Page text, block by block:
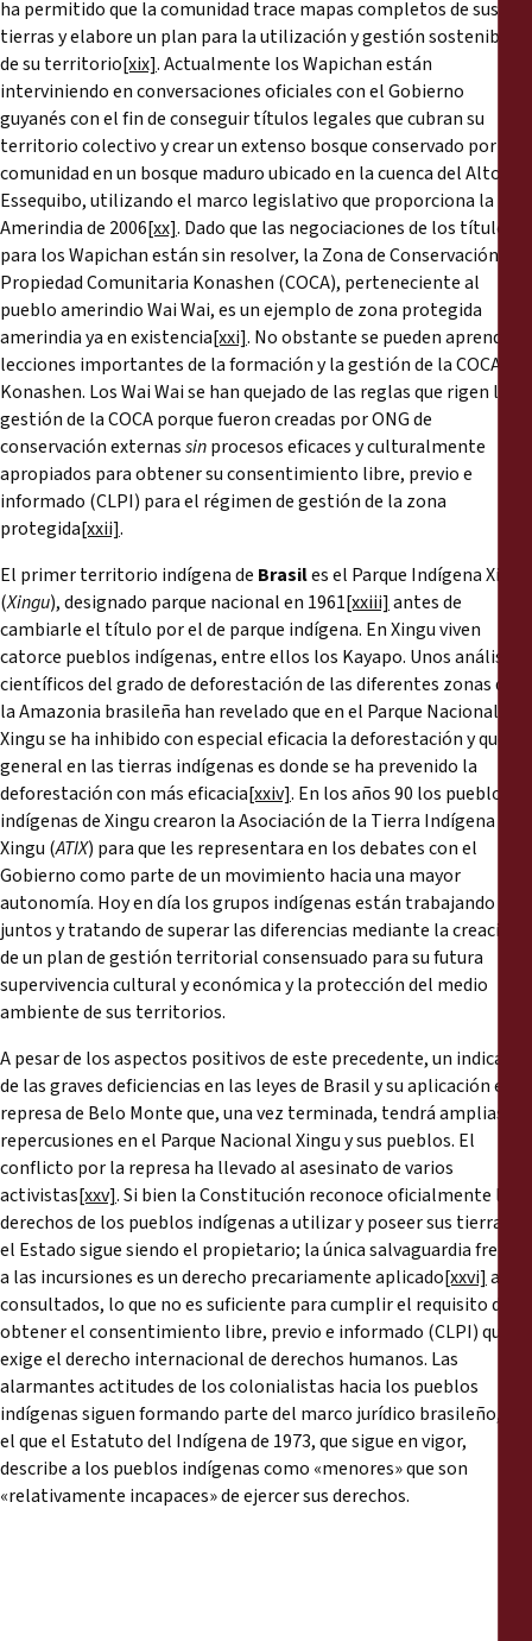
ha permitido que la comunidad trace mapas completos de sus
tierras y elabore un plan para la utilización y gestión sostenible
de su territorio[xix]. Actualmente los Wapichan están
interviniendo en conversaciones oficiales con el Gobierno
guyanés con el fin de conseguir títulos legales que cubran su
territorio colectivo y crear un extenso bosque conservado por la
comunidad en un bosque maduro ubicado en la cuenca del Alto
Essequibo, utilizando el marco legislativo que proporciona la Ley
Amerindia de 2006[xx]. Dado que las negociaciones de los títulos
para los Wapichan están sin resolver, la Zona de Conservación de
Propiedad Comunitaria Konashen (COCA), perteneciente al
pueblo amerindio Wai Wai, es un ejemplo de zona protegida
amerindia ya en existencia[xxi]. No obstante se pueden aprender
lecciones importantes de la formación y la gestión de la COCA
Konashen. Los Wai Wai se han quejado de las reglas que rigen la
gestión de la COCA porque fueron creadas por ONG de
conservación externassinprocesos eficaces y culturalmente
apropiados para obtener su consentimiento libre, previo e
informado (CLPI) para el régimen de gestión de la zona
protegida[xxii].
El primer territorio indígena de Brasiles el Parque Indígena Xingu
(Xingu), designado parque nacional en 1961[xxiii] antes de
cambiarle el título por el de parque indígena. En Xingu viven
catorce pueblos indígenas, entre ellos los Kayapo. Unos análisis
científicos del grado de deforestación de las diferentes zonas de
la Amazonia brasileña han revelado que en el Parque Nacional
Xingu se ha inhibido con especial eficacia la deforestación y que en
general en las tierras indígenas es donde se ha prevenido la
deforestación con más eficacia[xxiv]. En los años 90 los pueblos
indígenas de Xingu crearon la Asociación de la Tierra Indígena
Xingu (ATIX) para que les representara en los debates con el
Gobierno como parte de un movimiento hacia una mayor
autonomía. Hoy en día los grupos indígenas están trabajando
juntos y tratando de superar las diferencias mediante la creación
de un plan de gestión territorial consensuado para su futura
supervivencia cultural y económica y la protección del medio
ambiente de sus territorios.
A pesar de los aspectos positivos de este precedente, un indicador
de las graves deficiencias en las leyes de Brasil y su aplicación es la
represa de Belo Monte que, una vez terminada, tendrá amplias
repercusiones en el Parque Nacional Xingu y sus pueblos. El
conflicto por la represa ha llevado al asesinato de varios
activistas[xxv]. Si bien la Constitución reconoce oficialmente los
derechos de los pueblos indígenas a utilizar y poseer sus tierras,
el Estado sigue siendo el propietario; la única salvaguardia frente
a las incursiones es un derecho precariamente aplicado[xxvi] a ser
consultados, lo que no es suficiente para cumplir el requisito de
obtener el consentimiento libre, previo e informado (CLPI) que
exige el derecho internacional de derechos humanos. Las
alarmantes actitudes de los colonialistas hacia los pueblos
indígenas siguen formando parte del marco jurídico brasileño, en
el que el Estatuto del Indígena de 1973, que sigue en vigor,
describe a los pueblos indígenas como «menores» que son
«relativamente incapaces» de ejercer sus derechos.